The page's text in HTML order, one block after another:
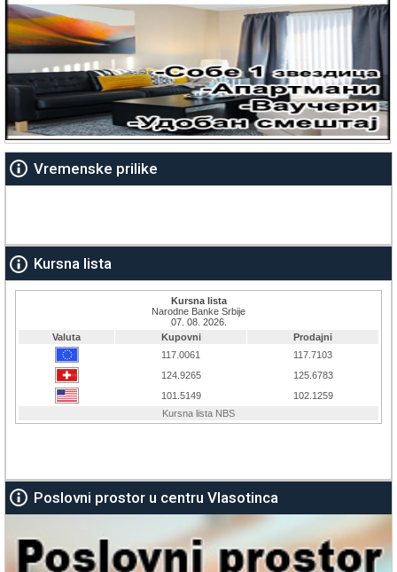
Vremenske prilike
Kursna lista
Poslovni prostor u centru Vlasotinca